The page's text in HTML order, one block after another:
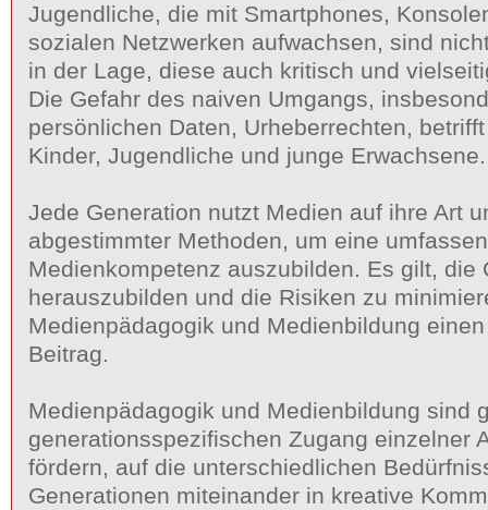
Jugendliche, die mit Smartphones,
sozialen Netzwerken aufwachsen, sind
in der Lage, diese auch kritisch und
Die Gefahr des naiven Umgangs,
persönlichen Daten, Urheberrechten,
Kinder, Jugendliche und junge Erwachsene.
Jede Generation nutzt Medien auf ihre Art
abgestimmter Methoden, um eine
Medienkompetenz auszubilden. Es gilt, die
herauszubilden und die Risiken zu
Medienpädagogik und Medienbildung
Beitrag.
Medienpädagogik und Medienbildung sind
generationsspezifischen Zugang einzelner
fördern, auf die unterschiedlichen
Generationen miteinander in kreative